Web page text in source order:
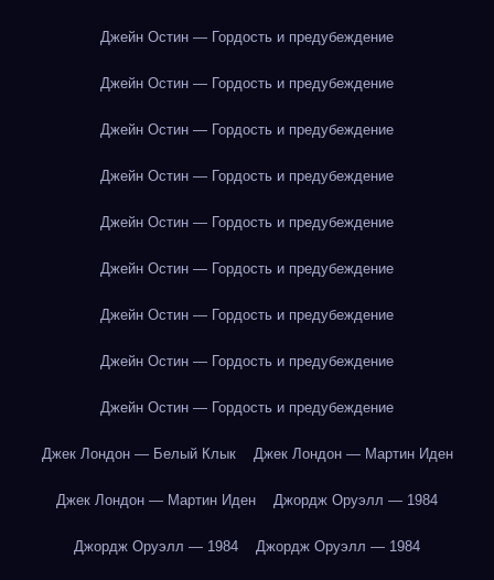
Джейн Остин — Гордость и предубеждение
Джейн Остин — Гордость и предубеждение
Джейн Остин — Гордость и предубеждение
Джейн Остин — Гордость и предубеждение
Джейн Остин — Гордость и предубеждение
Джейн Остин — Гордость и предубеждение
Джейн Остин — Гордость и предубеждение
Джейн Остин — Гордость и предубеждение
Джейн Остин — Гордость и предубеждение
Джек Лондон — Белый Клык Джек Лондон — Мартин Иден
Джек Лондон — Мартин Иден Джордж Оруэлл — 1984
Джордж Оруэлл — 1984 Джордж Оруэлл — 1984